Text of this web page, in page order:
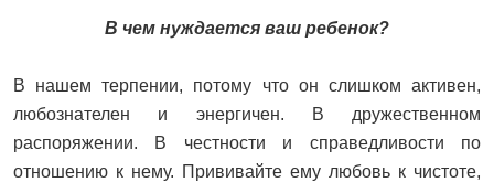
В чем нуждается ваш ребенок?
В нашем терпении, потому что он слишком активен,
любознателен и энергичен. В дружественном
распоряжении. В честности и справедливости по
отношению к нему. Прививайте ему любовь к чистоте,